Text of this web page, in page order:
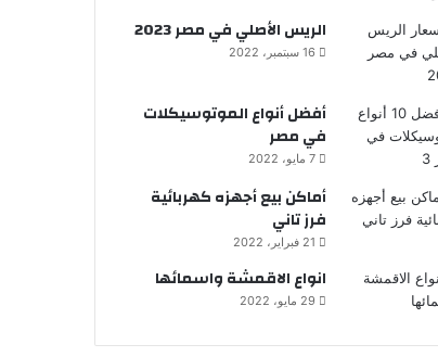
الريس الأصلي في مصر 2023
16 سبتمبر، 2022
أفضل أنواع الموتوسيكلات
في مصر
7 مايو، 2022
أماكن بيع أجهزه كهربائية
فرز تاني
21 فبراير، 2022
انواع الاقمشة واسمائها
29 مايو، 2022